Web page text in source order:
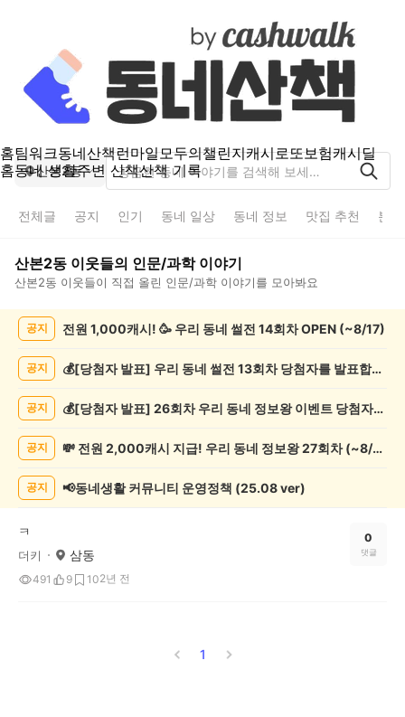
홈팀워크동네산책런마일모두의챌린지캐시로또보험캐시딜
홈동네 생활주변 산책산책 기록
산본2동
전체글 공지 인기 동네 일상 동네 정보 맛집 추천 분
산본2동 이웃들의 인문/과학이야기
산본2동 이웃들이 직접 올린 인문/과학 이야기를 모아봐요
문/
목
공지 전원 1,000캐시! 🥳 우리 동네 썰전 14회차 OPEN (~8/17)
공지 💰[당첨자 발표] 우리 동네 썰전 13회차 당첨자를 발표합니다!
공지 💰[당첨자 발표] 26회차 우리 동네 정보왕 이벤트 당첨자를 발표합니다!
공지 💸 전원 2,000캐시 지급! 우리 동네 정보왕 27회차 (~8/10)
공지 📢동네생활 커뮤니티 운영정책 (25.08 ver)
ㅋ
더키 삼동
491 9 102년 전
0
댓글
1